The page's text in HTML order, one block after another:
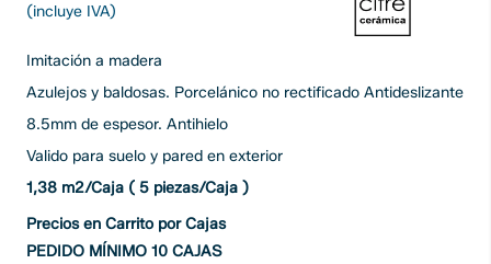
(incluye IVA)
Imitación a madera
Azulejos y baldosas. Porcelánico no rectificado Antideslizante
8.5mm de espesor. Antihielo
Valido para suelo y pared en exterior
1,38 m2/Caja ( 5 piezas/Caja )
Precios en Carrito por Cajas
PEDIDO MÍNIMO 10 CAJAS